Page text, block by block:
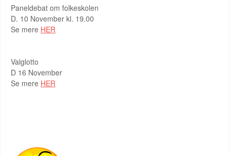
Paneldebat om folkeskolen
D. 10 November kl. 19.00
Se mere HER
Valglotto
D 16 November
Se mere HER